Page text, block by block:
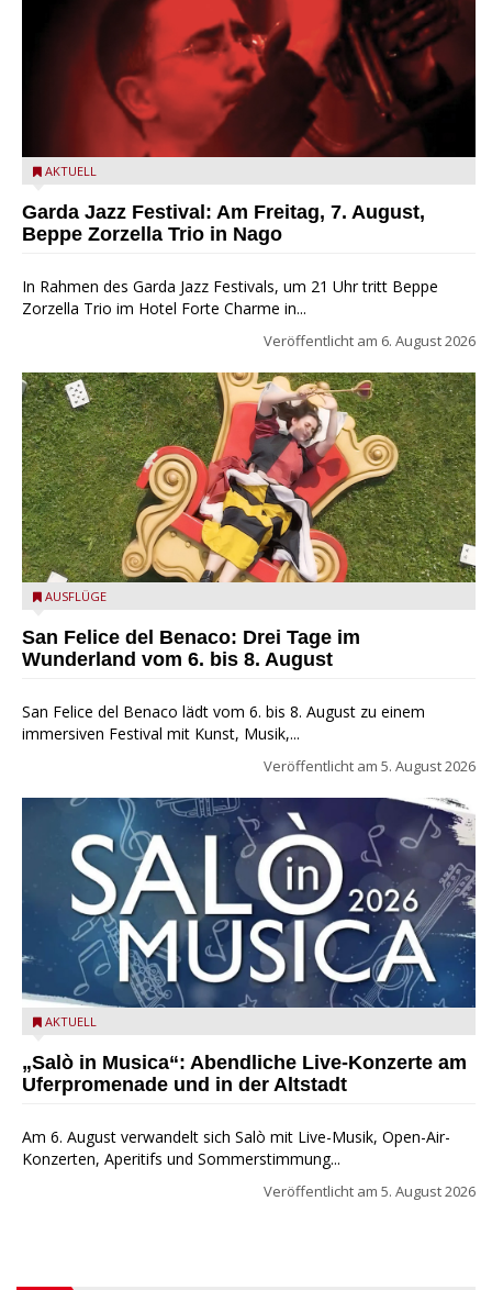
Beppe Zorzella Trio zu Gast beim Garda Jazz Festival
AKTUELL
Garda Jazz Festival: Am Freitag, 7. August,
Beppe Zorzella Trio in Nago
In Rahmen des Garda Jazz Festivals, um 21 Uhr tritt Beppe
Zorzella Trio im Hotel Forte Charme in...
Veröffentlicht am 6. August 2026
San Felice del Benaco: Drei Tage im Wunderland
AUSFLÜGE
San Felice del Benaco: Drei Tage im
Wunderland vom 6. bis 8. August
San Felice del Benaco lädt vom 6. bis 8. August zu einem
immersiven Festival mit Kunst, Musik,...
Veröffentlicht am 5. August 2026
Salò in Musica 2026
AKTUELL
„Salò in Musica“: Abendliche Live-Konzerte am
Uferpromenade und in der Altstadt
Am 6. August verwandelt sich Salò mit Live-Musik, Open-Air-
Konzerten, Aperitifs und Sommerstimmung...
Veröffentlicht am 5. August 2026